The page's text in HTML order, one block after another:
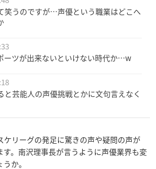
笑うのですが…声優という職業はどこへ
ーツが出来ないといけない時代か…w
と芸能人の声優挑戦とかに文句言えなく
ケリーグの発足に驚きの声や疑問の声が
す。南沢理事長が言うように声優業界も変
か。